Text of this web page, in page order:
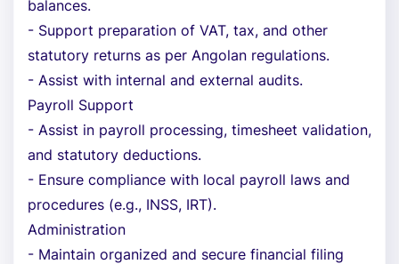
balances.
- Support preparation of VAT, tax, and other
statutory returns as per Angolan regulations.
- Assist with internal and external audits.
Payroll Support
- Assist in payroll processing, timesheet validation,
and statutory deductions.
- Ensure compliance with local payroll laws and
procedures (e.g., INSS, IRT).
Administration
- Maintain organized and secure financial filing